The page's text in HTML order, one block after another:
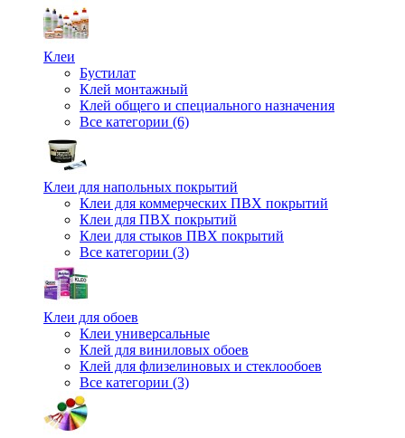
Клеи
Бустилат
Клей монтажный
Клей общего и специального назначения
Все категории (6)
Клеи для напольных покрытий
Клеи для коммерческих ПВХ покрытий
Клеи для ПВХ покрытий
Клеи для стыков ПВХ покрытий
Все категории (3)
Клеи для обоев
Клеи универсальные
Клей для виниловых обоев
Клей для флизелиновых и стеклообоев
Все категории (3)